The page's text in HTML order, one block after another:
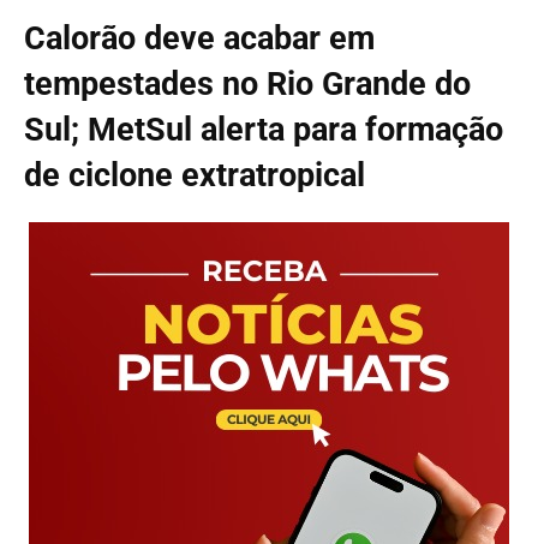
Calorão deve acabar em
tempestades no Rio Grande do
Sul; MetSul alerta para formação
de ciclone extratropical